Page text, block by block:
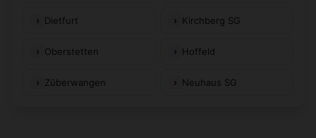
Dietfurt Kirchberg SG
Oberstetten Hoffeld
Züberwangen Neuhaus SG